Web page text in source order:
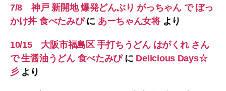
7/8 神戸 新開地 爆発どんぶり がっちゃん で ぼっ
かけ丼 食べたみぴに あーちゃん女将より
10/15 大阪市福島区 手打ちうどん はがくれ さん
で 生醤油うどん 食べたみぴに Delicious Days☆
彡より